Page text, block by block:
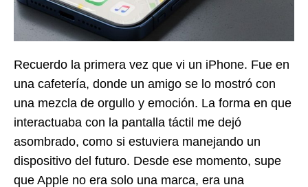
Recuerdo la primera vez que vi un iPhone. Fue en
una cafetería, donde un amigo se lo mostró con
una mezcla de orgullo y emoción. La forma en que
interactuaba con la pantalla táctil me dejó
asombrado, como si estuviera manejando un
dispositivo del futuro. Desde ese momento, supe
que Apple no era solo una marca, era una